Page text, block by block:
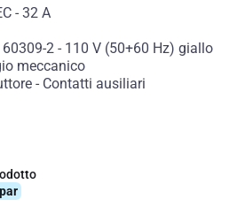
- 32 A
2- 110 V (50+60 Hz) giallo
meccanico
- Contatti ausiliari